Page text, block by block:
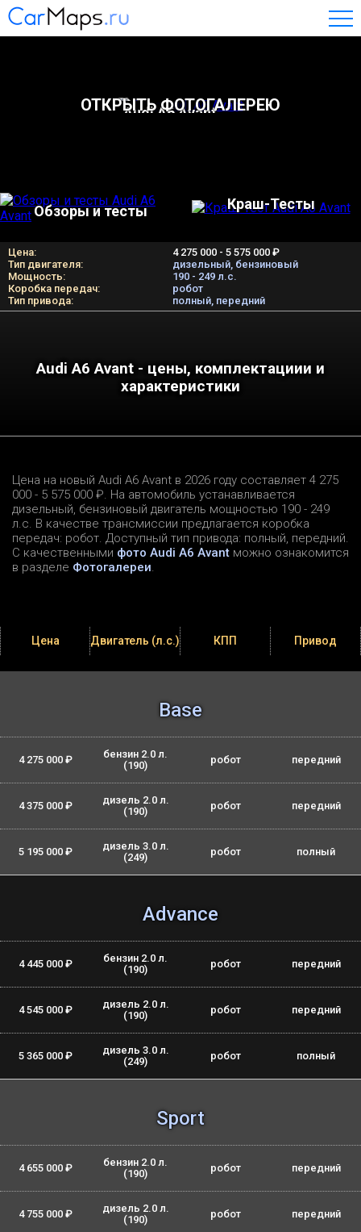
Audi A6 Avant
ОТКРЫТЬ ФОТОГАЛЕРЕЮ
Обзоры и тесты Краш-Тесты
Цена:
4 275 000 - 5 575 000 ₽
Тип двигателя:
дизельный, бензиновый
Мощность:
190 - 249 л.c.
Коробка передач:
робот
Тип привода:
полный, передний
Audi A6 Avant - цены, комплектациии и
характеристики
Цена на новый Audi A6 Avant в 2026 году составляет 4 275
000 - 5 575 000 ₽. На автомобиль устанавливается
дизельный, бензиновый двигатель мощностью 190 - 249
л.c. В качестве трансмиссии предлагается коробка
передач: робот. Доступный тип привода: полный, передний.
С качественными фото Audi A6 Avant можно ознакомится
в разделе Фотогалереи.
Цена Двигатель (л.с.) КПП Привод
Base
4 275 000 ₽
бензин 2.0 л.
(190)
робот передний
4 375 000 ₽
дизель 2.0 л.
(190)
робот передний
5 195 000 ₽
дизель 3.0 л.
(249)
робот полный
Advance
4 445 000 ₽
бензин 2.0 л.
(190)
робот передний
4 545 000 ₽
дизель 2.0 л.
(190)
робот передний
5 365 000 ₽
дизель 3.0 л.
(249)
робот полный
Sport
4 655 000 ₽
бензин 2.0 л.
(190)
робот передний
4 755 000 ₽
дизель 2.0 л.
(190)
робот передний